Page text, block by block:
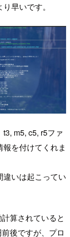
早いです。
m5, c5, r5ファ
を付けてくれま
いは起こってい
算されていると
後ですが、プロ